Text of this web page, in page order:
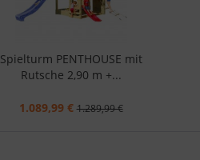
Spielturm PENTHOUSE mit
Rutsche 2,90 m +...
1.089,99 € 1.289,99 €